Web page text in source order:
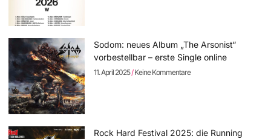
Sodom: neues Album „The Arsonist“
vorbestellbar – erste Single online
11. April 2025 Keine Kommentare
Rock Hard Festival 2025: die Running